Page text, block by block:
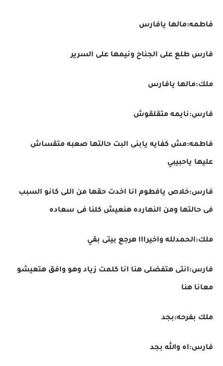
فاطمه:مالها يافارس
فارس طلع على الجناح ونيمها على السرير
ملك:مالها يافارس
فارس:نايمه متقلقوش
فاطمه:مش كفايه يابنى البت حالتها صعبه متقساش
عليها ياحبيبي
فارس:خلاص يافطوم انا اخدت حقها من اللى كانو السبب
فى حالتها ومن النهارده هنعيش كلنا فى سعاده
ملك:الحمدلله واخيرااا هرجع بيتى بقي
فارس:انتى هتفضلى هنا انا كلمت زياد وهو وافق هتعيشو
معانا هنا
ملك بفرحه:بجد
فارس:اه والله بجد